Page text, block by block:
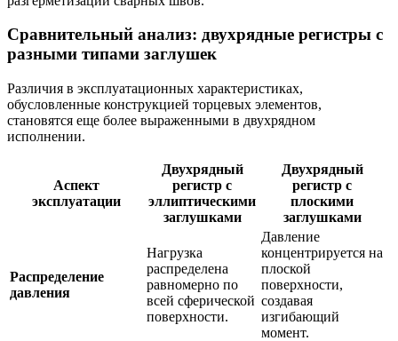
Сравнительный анализ: двухрядные регистры с
разными типами заглушек
Различия в эксплуатационных характеристиках,
обусловленные конструкцией торцевых элементов,
становятся еще более выраженными в двухрядном
исполнении.
Аспект
эксплуатации
Двухрядный
регистр с
эллиптическими
заглушками
Двухрядный
регистр с
плоскими
заглушками
Распределение
давления
Нагрузка
распределена
равномерно по
всей сферической
поверхности.
Давление
концентрируется на
плоской
поверхности,
создавая
изгибающий
момент.